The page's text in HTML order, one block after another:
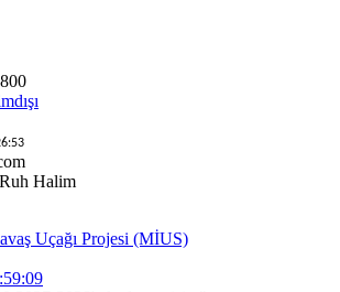
Uçağı Projesi (MİUS)